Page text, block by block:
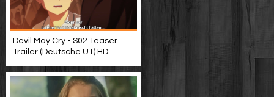
Devil May Cry - S02 Teaser
Trailer (Deutsche UT) HD